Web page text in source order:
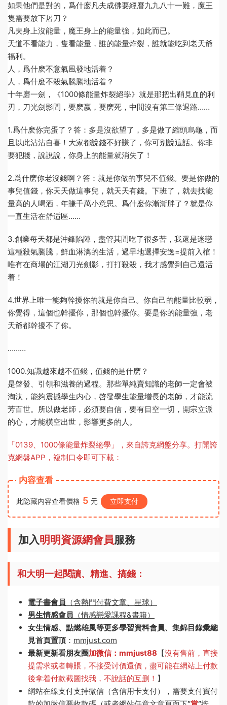
如果他們是對的，爲什麽凡夫成佛要經曆九九八十一難，魔王
隻需要放下屠刀？
凡夫身上沒能量，魔王身上的能量強，如此而已。
天道不看能力，隻看能量，誰的能量炸裂，誰就能吃到老天爺
福利。
人，爲什麽不意氣風發地活着？
人，爲什麽不殺氣騰騰地活着？
十年磨一劍，《1000條能量炸裂絕學》就是那把出鞘見血的利
刃，刀光劍影間，要麽赢，要麽死，中間沒有第三條退路……
1.爲什麽你完蛋了？答：多是沒欲望了，多是做了縮頭烏龜，而
且以此沾沾自喜！大家都說錢不好賺了，你可别說這話。你非
要犯賤，說說說，你身上的能量就消失了！
2.爲什麽你老沒錢啊？答：就是你做的事兒不值錢。要是你做的
事兒值錢，你天天做這事兒，就天天有錢。下班了，就去找能
量高的人喝酒，年賺千萬小意思。爲什麽你漸漸胖了？就是你
一直生活在舒适區……
3.創業每天都是沖鋒陷陣，盡管其間吃了很多苦，我還是迷戀
這種殺氣騰騰，鮮血淋漓的生活，過早地選擇安逸=提前入棺！
唯有在商場的江湖刀光劍影，打打殺殺，我才感覺到自己還活
着！
4.世界上唯一能夠幹擾你的就是你自己。你自己的能量比較弱，
你覺得，這個也幹擾你，那個也幹擾你。要是你的能量強，老
天爺都幹擾不了你。
………
1000.知識越來越不值錢，值錢的是什麽？
是啓發、引領和滋養的過程。那些單純賣知識的老師一定會被
淘汰，能夠震撼學生内心，啓發學生能量增長的老師，才能流
芳百世。所以做老師，必須要自信，要有目空一切，開宗立派
的心，才能橫空出世，影響更多的人。
「0139、1000條能量炸裂絕學」，來自誇克網盤分享。打開誇
克網盤APP，複制口令即可下載：
内容查看
此隐藏内容查看價格 5 元 立即支付
加入明明資源網會員服務
和大明一起閱讀、精進、搞錢：
電子書會員 （含熱門付費文章、星球）
男生情感會員 （情感戀愛課程&書籍）
女生情感、點燃雄風等更多學習資料會員、集錦目錄彙總
見首頁置頂 ： mmjust.com
最新更新看朋友圈加微信：mmjust88 【沒有售前，直接
提需求或者轉賬，不接受讨價還價，盡可能在網站上付款
後拿着付款截圖找我，不說話的互删！ 】
網站在線支付支持微信（含信用卡支付），需要支付寶付